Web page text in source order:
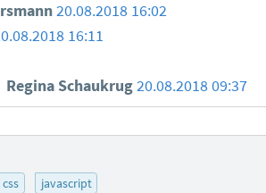
20.08.2018 16:02
16:11
Regina Schaukrug20.08.2018 09:37
css javascript